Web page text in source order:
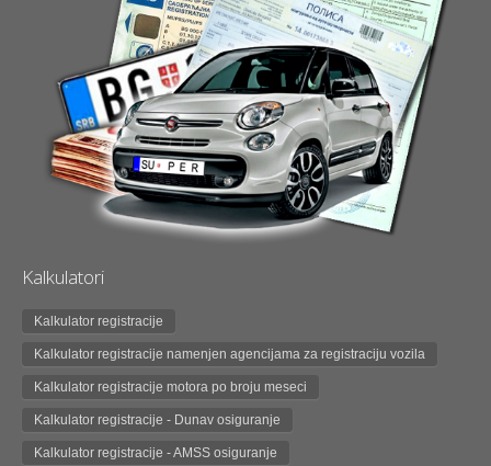
Kalkulatori
Kalkulator registracije
Kalkulator registracije namenjen agencijama za registraciju vozila
Kalkulator registracije motora po broju meseci
Kalkulator registracije - Dunav osiguranje
Kalkulator registracije - AMSS osiguranje